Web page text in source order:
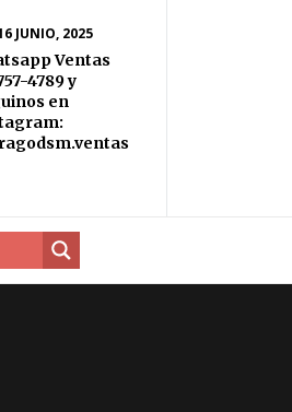
JUNIO, 2025
Ventas
4789 y
en